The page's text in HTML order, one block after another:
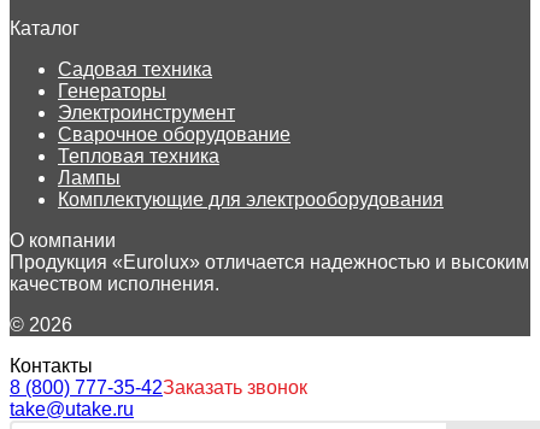
Каталог
Садовая техника
Генераторы
Электроинструмент
Сварочное оборудование
Тепловая техника
Лампы
Комплектующие для электрооборудования
О компании
Продукция «Eurolux» отличается надежностью и высоким
качеством исполнения.
© 2026
Контакты
8 (800) 777-35-42Заказать звонок
take@utake.ru